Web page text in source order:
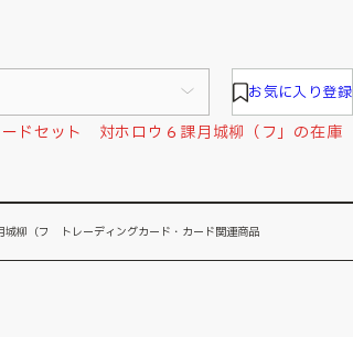
お気に入り登録
ドセット 対ホロウ６課月城柳（フ」の在庫
柳（フ トレーディングカード・カード関連商品